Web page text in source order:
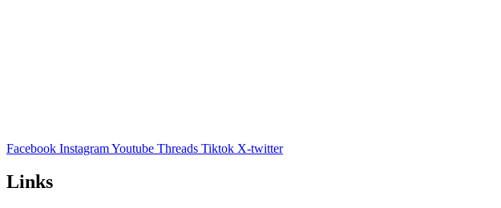
Facebook InstagramYoutube Threads Tiktok X-twitter
Links